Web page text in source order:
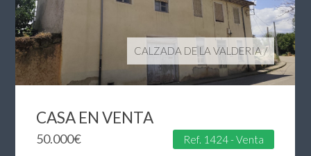
CALZADA DE LA VALDERIA/
CASA EN VENTA
50.000€ Ref. 1424 - Venta